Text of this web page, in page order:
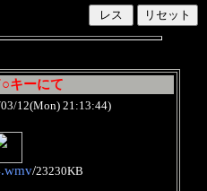
キーにて
12(Mon) 21:13:44)
/23230KB